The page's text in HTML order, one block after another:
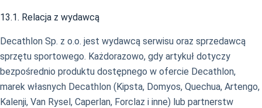
13.1. Relacja z wydawcą
Decathlon Sp. z o.o. jest wydawcą serwisu oraz sprzedawcą
sprzętu sportowego. Każdorazowo, gdy artykuł dotyczy
bezpośrednio produktu dostępnego w ofercie Decathlon,
marek własnych Decathlon (Kipsta, Domyos, Quechua, Artengo,
Kalenji, Van Rysel, Caperlan, Forclaz i inne) lub partnerstw